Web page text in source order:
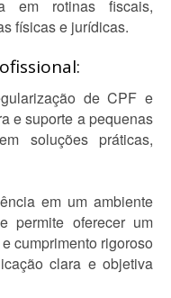
em rotinas fiscais,
físicas e jurídicas.
de CPF e
e suporte a pequenas
soluções práticas,
em um ambiente
permite oferecer um
cumprimento rigoroso
clara e objetiva